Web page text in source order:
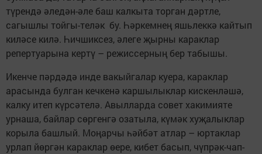
түрендә әледән-әле баш калкыта торган дәртле,
сагышлы тойгы-теләк бу. Һәркемнең яшьлеккә кайтып
киләсе килә. Һичшиксез, әлеге җырны караклар
репертуарына кертү – режиссерның бер табышы.
Икенче пәрдәдә инде вакыйгалар куера, караклар
арасында булган кечкенә каршылыклар кискенләшә,
калку итеп күрсәтелә. Авылларда совет хакимияте
урнаша, байлар сөргенгә озатыла, күмәк хуҗалыклар
корыла башлый. Моңарчы һәйбәт атлар – юртаклар
урлап йөргән караклар өере, кибет басып, чүпрәк-чап­